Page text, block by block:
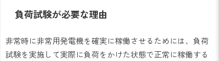
負荷試験が必要な理由
非常時に非常用発電機を確実に稼働させるためには、負荷
試験を実施して実際に負荷をかけた状態で正常に稼働する